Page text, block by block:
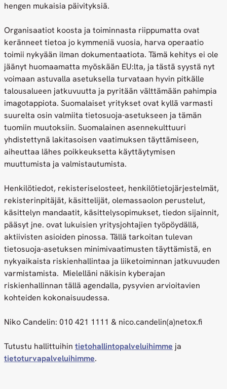
hengen mukaisia päivityksiä.
Organisaatiot koosta ja toiminnasta riippumatta ovat
keränneet tietoa jo kymmeniä vuosia, harva operaatio
toimii nykyään ilman dokumentaatiota. Tämä kehitys ei ole
jäänyt huomaamatta myöskään EU:lta, ja tästä syystä nyt
voimaan astuvalla asetuksella turvataan hyvin pitkälle
talousalueen jatkuvuutta ja pyritään välttämään pahimpia
imagotappiota. Suomalaiset yritykset ovat kyllä varmasti
suurelta osin valmiita tietosuoja-asetukseen ja tämän
tuomiin muutoksiin. Suomalainen asennekulttuuri
yhdistettynä lakitasoisen vaatimuksen täyttämiseen,
aiheuttaa lähes poikkeuksetta käyttäytymisen
muuttumista ja valmistautumista.
Henkilötiedot, rekisteriselosteet, henkilötietojärjestelmät,
rekisterinpitäjät, käsittelijät, olemassaolon perustelut,
käsittelyn mandaatit, käsittelysopimukset, tiedon sijainnit,
pääsyt jne. ovat lukuisien yritysjohtajien työpöydällä,
aktiivisten asioiden pinossa. Tällä tarkoitan tulevan
tietosuoja-asetuksen minimivaatimusten täyttämistä, en
nykyaikaista riskienhallintaa ja liiketoiminnan jatkuvuuden
varmistamista. Mielelläni näkisin kyberajan
riskienhallinnan tällä agendalla, pysyvien arvioitavien
kohteiden kokonaisuudessa.
Niko Candelin: 010 421 1111 & nico.candelin(a)netox.fi
Tutustu hallittuihin tietohallintopalveluihimme ja
tietoturvapalveluihimme.